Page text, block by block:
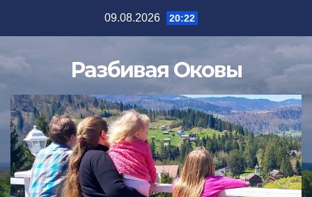
09.08.2026 20:22
Разбивая Оковы